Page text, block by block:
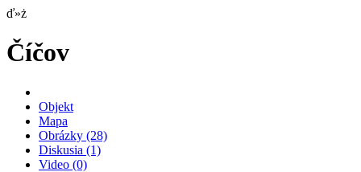
ď»ż
Číčov
Objekt
Mapa
Obrázky (28)
Diskusia (1)
Video (0)